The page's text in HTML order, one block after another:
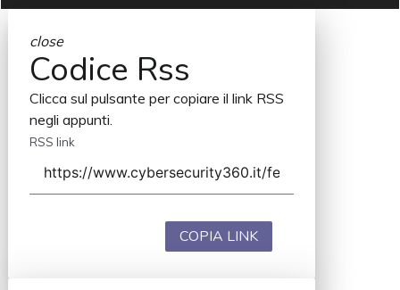
close
Codice Rss
Clicca sul pulsante per copiare il link RSS
negli appunti.
RSS link
COPIA LINK